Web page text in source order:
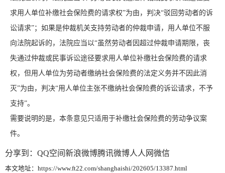
求用人单位补缴社会保险费的请求权”为由，判决“驳回劳动者的诉
讼请求”；如果是仲裁机关支持劳动者的仲裁申请，用人单位不服
向法院起诉的，法院应当以“虽然劳动者因超过仲裁申请期限，丧
失通过仲裁或民事诉讼途径要求用人单位补缴社会保险费的请求
权，但用人单位为劳动者缴纳社会保险费的法定义务并不因此消
灭”为由，判决“用人单位主张不缴纳社会保险费的诉讼请求，不予
支持”。
需要说明的是，本条意见只适用于补缴社会保险费的劳动争议案
件。
分享到： QQ空间新浪微博腾讯微博人人网微信
本文地址：https://www.ft22.com/shanghaishi/202605/13387.html